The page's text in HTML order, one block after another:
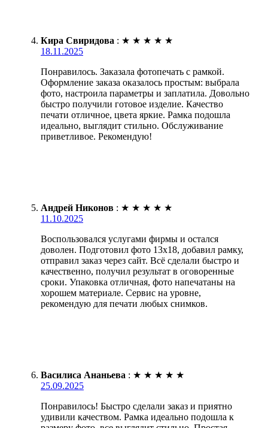
Кира Свиридова : ★ ★ ★ ★ ★
18.11.2025
Понравилось. Заказала фотопечать с рамкой.
Оформление заказа оказалось простым: выбрала
фото, настроила параметры и заплатила. Довольно
быстро получили готовое изделие. Качество
печати отличное, цвета яркие. Рамка подошла
идеально, выглядит стильно. Обслуживание
приветливое. Рекомендую!
Андрей Никонов : ★ ★ ★ ★ ★
11.10.2025
Воспользовался услугами фирмы и остался
доволен. Подготовил фото 13х18, добавил рамку,
отправил заказ через сайт. Всё сделали быстро и
качественно, получил результат в оговоренные
сроки. Упаковка отличная, фото напечатаны на
хорошем материале. Сервис на уровне,
рекомендую для печати любых снимков.
Василиса Ананьева : ★ ★ ★ ★ ★
25.09.2025
Понравилось! Быстро сделали заказ и приятно
удивили качеством. Рамка идеально подошла к